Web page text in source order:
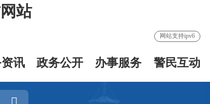
站
网站支持ipv6
讯 政务公开 办事服务 警民互动